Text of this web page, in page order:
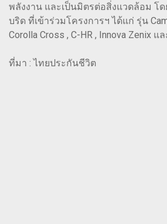
พลังงาน และเป็นมิตรต่อสิ่งแวดล้อม โ
บริด ที่เข้าร่วมโครงการฯ ได้แก่ รุ่น
Corolla Cross , C-HR , Innova Zenix แ
ที่มา : ไทยประกันชีวิต